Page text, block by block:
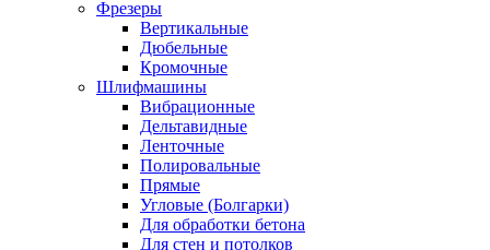
Фрезеры
Вертикальные
Дюбельные
Кромочные
Шлифмашины
Вибрационные
Дельтавидные
Ленточные
Полировальные
Прямые
Угловые (Болгарки)
Для обработки бетона
Для стен и потолков